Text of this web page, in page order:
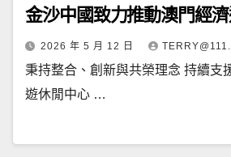
金沙中國致力推動澳門經
2026 年 5 月 12 日
秉持整合、創新與共榮理念 持續支
遊休閒中心 …